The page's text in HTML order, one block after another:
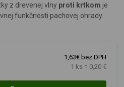
z drevenej vlny proti krtkom je
funkčnosti pachovej ohrady.
1,63€ bez DPH
1 ks = 0,20 €